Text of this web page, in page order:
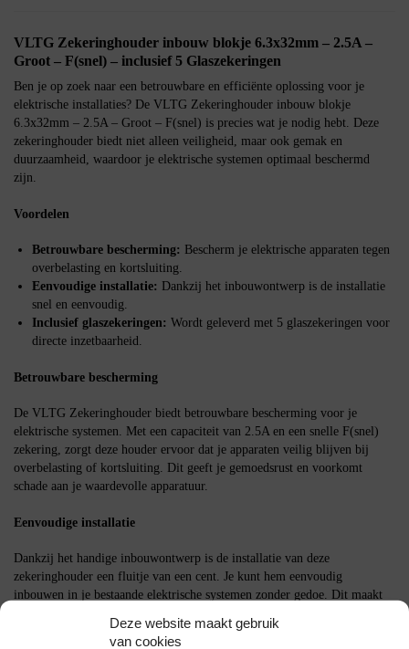
Deze website maakt gebruik
van cookies
VLTG Zekeringhouder inbouw blokje 6.3x32mm – 2.5A –
Groot – F(snel) – inclusief 5 Glaszekeringen
Ben je op zoek naar een betrouwbare en efficiënte oplossing voor je
elektrische installaties? De VLTG Zekeringhouder inbouw blokje
6.3x32mm – 2.5A – Groot – F(snel) is precies wat je nodig hebt. Deze
zekeringhouder biedt niet alleen veiligheid, maar ook gemak en
duurzaamheid, waardoor je elektrische systemen optimaal beschermd
zijn.
Voordelen
Betrouwbare bescherming: Bescherm je elektrische apparaten tegen
overbelasting en kortsluiting.
Eenvoudige installatie: Dankzij het inbouwontwerp is de installatie
snel en eenvoudig.
Inclusief glaszekeringen: Wordt geleverd met 5 glaszekeringen voor
directe inzetbaarheid.
Betrouwbare bescherming
De VLTG Zekeringhouder biedt betrouwbare bescherming voor je
elektrische systemen. Met een capaciteit van 2.5A en een snelle F(snel)
zekering, zorgt deze houder ervoor dat je apparaten veilig blijven bij
overbelasting of kortsluiting. Dit geeft je gemoedsrust en voorkomt
schade aan je waardevolle apparatuur.
Eenvoudige installatie
Dankzij het handige inbouwontwerp is de installatie van deze
zekeringhouder een fluitje van een cent. Je kunt hem eenvoudig
inbouwen in je bestaande elektrische systemen zonder gedoe. Dit maakt